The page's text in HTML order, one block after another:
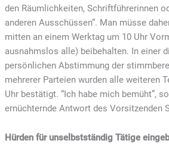
den Räumlichkeiten, Schriftführerinnen
anderen Ausschüssen“. Man müsse
mitten an einem Werktag um 10 Uhr
ausnahmslos alle) beibehalten. In einer
persönlichen Abstimmung der
mehrerer Parteien wurden alle weiteren
Uhr bestätigt. “Ich habe mich bemüht”,
ernüchternde Antwort des Vorsitzenden
Hürden für unselbstständig Tätige